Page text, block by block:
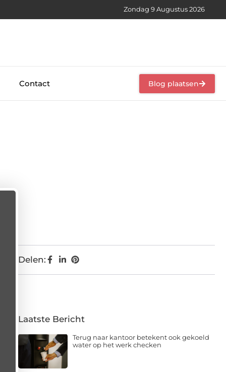
Zondag 9 Augustus 2026
Contact Blog plaatsen
Delen:
Laatste Bericht
Terug naar kantoor betekent ook gekoeld
water op het werk checken